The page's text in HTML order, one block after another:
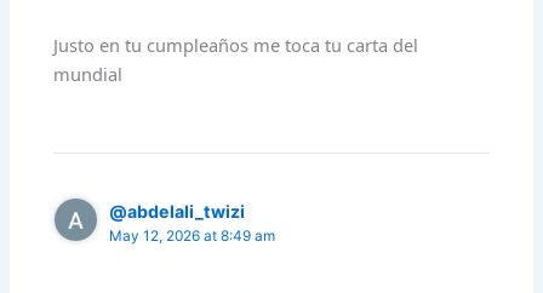
Justo en tu cumpleaños me toca tu carta del
mundial
@abdelali_twizi
May 12, 2026 at 8:49 am